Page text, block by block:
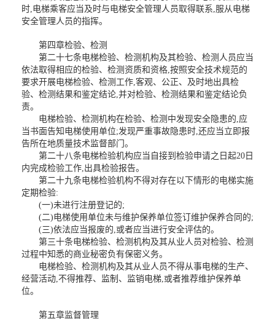
时,电梯乘客应当及时与电梯安全管理人员取得联系,服从电梯
安全管理人员的指挥。
第四章检验、检测
第二十七条电梯检验、检测机构及其检验、检测人员应当
依法取得相应的检验、检测资质和资格,按照安全技术规范的
要求开展电梯检验、检测工作,客观、公正、及时地出具检
验、检测结果和鉴定结论,并对检验、检测结果和鉴定结论负
责。
电梯检验、检测机构在检验、检测中发现安全隐患的,应
当书面告知电梯使用单位;发现严重事故隐患时,还应当立即报
告所在地质量技术监督部门。
第二十八条电梯检验机构应当自接到检验申请之日起20日
内完成检验工作,出具检验报告。
第二十九条电梯检验机构不得对存在以下情形的电梯实施
定期检验:
(一)未进行注册登记的;
(二)电梯使用单位未与维护保养单位签订维护保养合同的;
(三)依法应当报废的,或者应当进行安全评估的。
第三十条电梯检验、检测机构及其从业人员对检验、检测
过程中知悉的商业秘密负有保密义务。
电梯检验、检测机构及其从业人员不得从事电梯的生产、
经营活动,不得推荐、监制、监销电梯,或者推荐维护保养单
位。
第五章监督管理